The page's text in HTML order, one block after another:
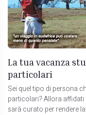
La tua vacanza
particolari
Sei quel tipo di persona
particolari? Allora
sarà curato per rendere